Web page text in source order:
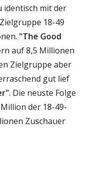
identisch mit der
18-49
"The Good
auf 8,5 Millionen
Zielgruppe aber
gut lief
. Die neuste Folge
der 18-49-
Zuschauer